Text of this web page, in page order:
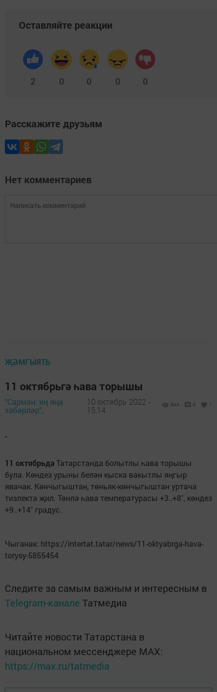
Оставляйте реакции
2 0 0 0 0
Расскажите друзьям
Нет комментариев
ҖӘМГЫЯТЬ
11 октябрьгә һава торышы
"Сарман: иң яңа
хәбәрләр",
10 октябрь 2022 -
15:14
944 0 1
.
11 октябрьдәТатарстанда болытлы һава торышы
була. Көндез урыны белән кыска вакытлы яңгыр
явачак. Көнчыгыштан, төньяк-көнчыгыштан уртача
тизлектә җил. Төнлә һава температурасы +3..+8˚, көндез
+9..+14˚ градус.
Чыганак: https://intertat.tatar/news/11-oktyabrga-hava-
torysy-5855454
Следите за самым важным и интересным в
Telegram-канале Татмедиа
Читайте новости Татарстана в
национальном мессенджере MАХ:
https://max.ru/tatmedia